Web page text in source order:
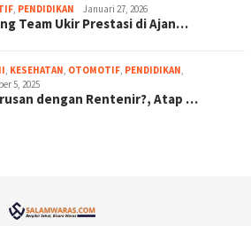
, PENDIDIKAN Januari 27, 2026
Team Ukir Prestasi di Ajan…
, KESEHATAN, OTOMOTIF, PENDIDIKAN,
5, 2025
dengan Rentenir?, Atap …